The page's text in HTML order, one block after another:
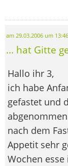
am 29.03.2006 um
... hat Gitte
Hallo ihr 3,
ich habe
gefastet und
nach dem
Appetit sehr
Wochen